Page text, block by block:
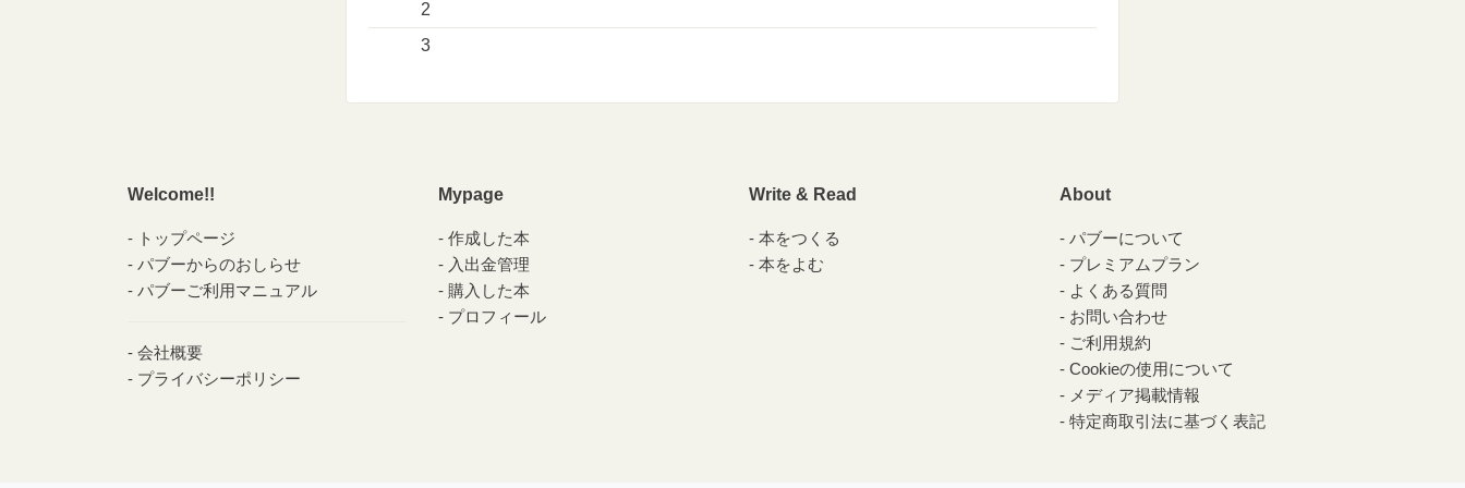
2
3
Welcome!!
トップページ
パブーからのおしらせ
パブーご利用マニュアル
会社概要
プライバシーポリシー
Mypage
作成した本
入出金管理
購入した本
プロフィール
Write & Read
本をつくる
本をよむ
About
パブーについて
プレミアムプラン
よくある質問
お問い合わせ
ご利用規約
Cookieの使用について
メディア掲載情報
特定商取引法に基づく表記